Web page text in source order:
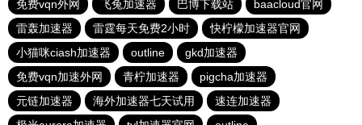
免费vqn外网
飞兔加速器 巴博下载站
baacloud官网
雷轰加速器
雷霆每天免费2小时
快柠檬加速器官网
小猫咪ciash加速器
outline
gkd加速器
免费vqn加速外网
青柠加速器
pigcha加速器
元链加速器
海外加速器七天试用
速连加速器